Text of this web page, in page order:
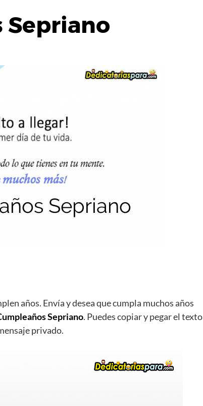
Sepriano
años. Envía y desea que cumpla muchos años
Sepriano. Puedes copiar y pegar el texto
privado.